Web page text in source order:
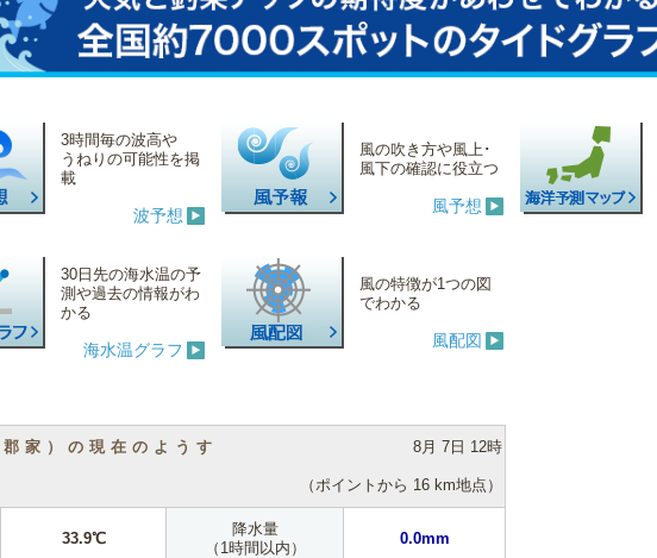
3時間毎の波高や
うねりの可能性を掲
載
波予想
風の吹き方や風上･
風下の確認に役立つ
風予想
30日先の海水温の予
測や過去の情報がわ
かる
海水温グラフ
風の特徴が1つの図
でわかる
風配図
家）の現在のようす 8月 7日 12時
（ポイントから 16 km地点）
33.9℃
降水量
（1時間以内）
0.0mm